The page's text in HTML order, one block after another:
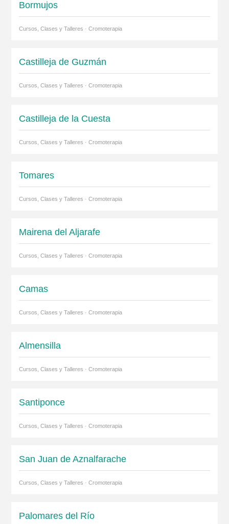
Bormujos
Cursos, Clases y Talleres · Cromoterapia
Castilleja de Guzmán
Cursos, Clases y Talleres · Cromoterapia
Castilleja de la Cuesta
Cursos, Clases y Talleres · Cromoterapia
Tomares
Cursos, Clases y Talleres · Cromoterapia
Mairena del Aljarafe
Cursos, Clases y Talleres · Cromoterapia
Camas
Cursos, Clases y Talleres · Cromoterapia
Almensilla
Cursos, Clases y Talleres · Cromoterapia
Santiponce
Cursos, Clases y Talleres · Cromoterapia
San Juan de Aznalfarache
Cursos, Clases y Talleres · Cromoterapia
Palomares del Río